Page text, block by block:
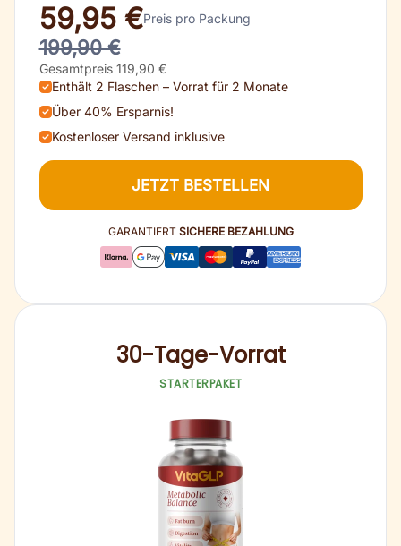
30-Tage-Vorrat
STARTERPAKET
59,95 €Preis pro Packung
199,90 €
Gesamtpreis 119,90 €
Enthält 2 Flaschen – Vorrat für 2 Monate
Über 40% Ersparnis!
Kostenloser Versand inklusive
JETZT BESTELLEN
GARANTIERT SICHERE BEZAHLUNG